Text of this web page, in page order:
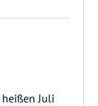
Juli